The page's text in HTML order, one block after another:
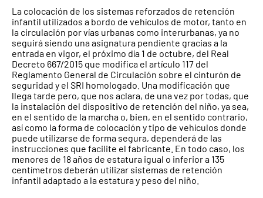
La colocación de los sistemas reforzados de retención
infantil utilizados a bordo de vehículos de motor, tanto en
la circulación por vías urbanas como interurbanas, ya no
seguirá siendo una asignatura pendiente gracias a la
entrada en vigor, el próximo día 1 de octubre, del Real
Decreto 667/2015 que modifica el artículo 117 del
Reglamento General de Circulación sobre el cinturón de
seguridad y el SRI homologado. Una modificación que
llega tarde pero, que nos aclara, de una vez por todas, que
la instalación del dispositivo de retención del niño, ya sea,
en el sentido de la marcha o, bien, en el sentido contrario,
así como la forma de colocación y tipo de vehículos donde
puede utilizarse de forma segura, dependerá de las
instrucciones que facilite el fabricante. En todo caso, los
menores de 18 años de estatura igual o inferior a 135
centímetros deberán utilizar sistemas de retención
infantil adaptado a la estatura y peso del niño.
COCHE